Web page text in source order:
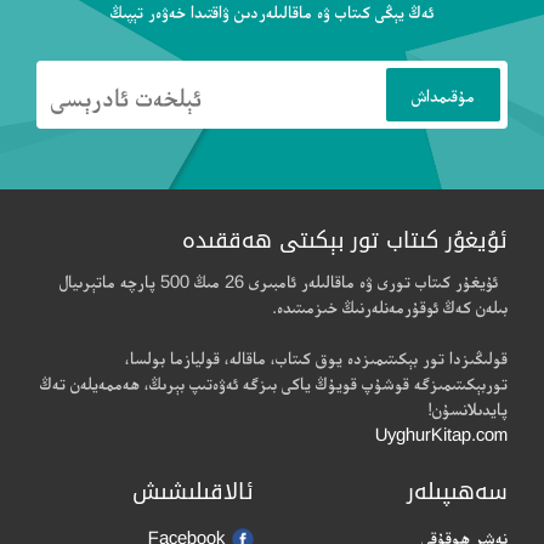
ئەڭ يېڭى كىتاب ۋە ماقالىلەردىن ۋاقتىدا خەۋەر تېپىڭ
ئۇيغۇر كىتاب تور بېكىتى ھەققىدە
ئۇيغۇر كىتاب تورى ۋە ماقالىلەر ئامبىرى 26 مىڭ 500 پارچە ماتېرىيال
بىلەن كەڭ ئوقۇرمەنلەرنىڭ خىزمىتىدە.
قولىڭىزدا تور بېكىتىمىزدە يوق كىتاب، ماقالە، قوليازما بولسا،
توربېكىتىمىزگە قوشۇپ قويۇڭ ياكى بىزگە ئەۋەتىپ بېرىڭ، ھەممەيلەن تەڭ
پايدىلانسۇن!
UyghurKitap.com
سەھىپىلەر
نەشر ھوقۇقى
ئالاقىلىشىش
Facebook